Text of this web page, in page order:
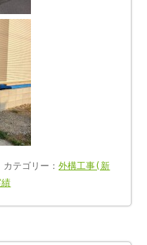
テゴリー：外構工事(新